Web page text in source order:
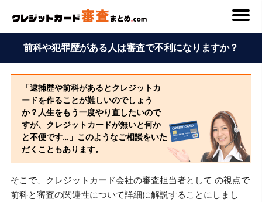
前科や犯罪歴がある人は審査で不利になりますか？
「逮捕歴や前科があるとクレジットカ
ードを作ることが難しいのでしょう
か？人生をもう一度やり直したいので
すが、クレジットカードが無いと何か
と不便です…」このようなご相談をいた
だくこともあります。
そこで、クレジットカード会社の審査担当者として の視点で
前科と審査の関連性について詳細に解説することにしまし